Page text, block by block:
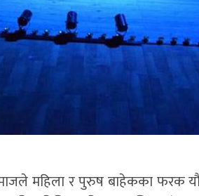
महिला र पुरुष बाहेकका फरक